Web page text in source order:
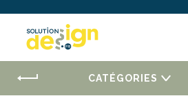
:
CATÉGORIES